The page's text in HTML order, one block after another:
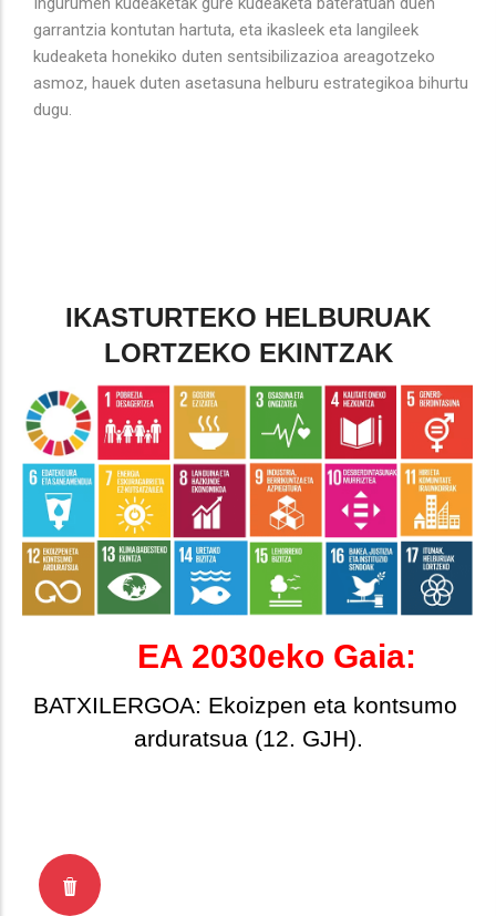
garrantzia kontutan hartuta, eta ikasleek eta langileek
kudeaketa honekiko duten sentsibilizazioa areagotzeko
asmoz, hauek duten asetasuna helburu estrategikoa bihurtu
dugu.
IKASTURTEKO HELBURUAK
LORTZEKO EKINTZAK
EA 2030eko Gaia:
BATXILERGOA: Ekoizpen eta kontsumo
arduratsua (12. GJH).